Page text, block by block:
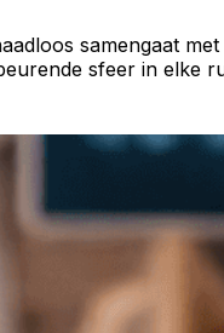
samengaat
sfeer in elke